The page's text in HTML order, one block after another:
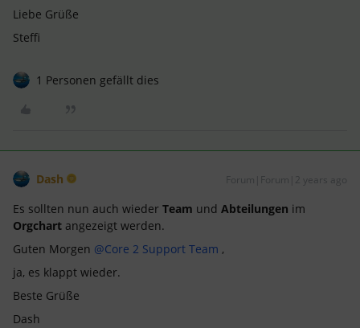
Liebe Grüße
Steffi
1 Personen gefällt dies
Dash Forum|Forum|2 years ago
Es sollten nun auch wieder Team und Abteilungen im
Orgchart angezeigt werden.
Guten Morgen @Core 2 Support Team ,
ja, es klappt wieder.
Beste Grüße
Dash